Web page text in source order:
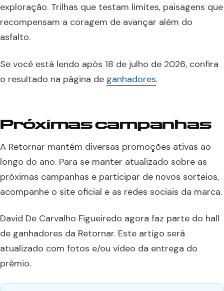
exploração. Trilhas que testam limites, paisagens que
recompensam a coragem de avançar além do
asfalto.
Se você está lendo após 18 de julho de 2026, confira
o resultado na página de ganhadores.
Próximas campanhas
A Retornar mantém diversas promoções ativas ao
longo do ano. Para se manter atualizado sobre as
próximas campanhas e participar de novos sorteios,
acompanhe o site oficial e as redes sociais da marca.
David De Carvalho Figueiredo agora faz parte do hall
de ganhadores da Retornar. Este artigo será
atualizado com fotos e/ou vídeo da entrega do
prêmio.